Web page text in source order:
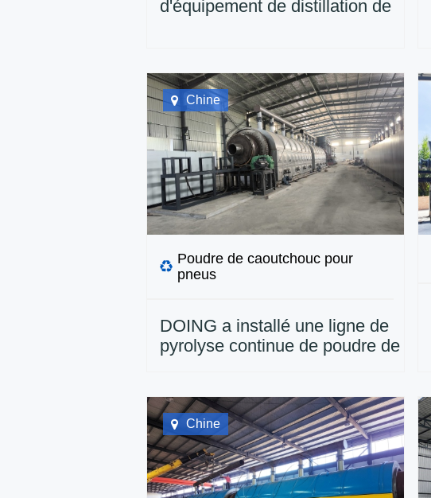
d'équipement de distillation de
Chine
Poudre de caoutchouc pour
pneus
DOING a installé une ligne de
pyrolyse continue de poudre de
Chine